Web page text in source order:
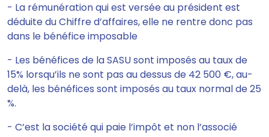
- La rémunération qui est versée au président est
déduite du Chiffre d’affaires, elle ne rentre donc pas
dans le bénéfice imposable
- Les bénéfices de la SASU sont imposés au taux de
15% lorsqu’ils ne sont pas au dessus de 42 500 €, au-
delà, les bénéfices sont imposés au taux normal de 25
%.
- C’est la société qui paie l’impôt et non l’associé